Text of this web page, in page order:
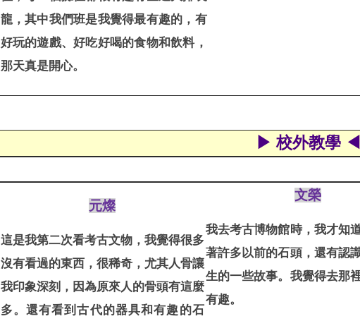
龍，其中我們班是我覺得最有趣的，有
好玩的遊戲、好吃好喝的食物和飲料，
那天真是開心。
▶ 校外教學
元燦
這是我第二次看考古文物，我覺得很多
沒有看過的東西，很稀奇，尤其人骨讓
我印象深刻，因為原來人的骨頭有這麼
多。還有看到古代的器具和有趣的石
文榮
我去考古博物館時，我才知
著許多以前的石頭，還有認
生的一些故事。我覺得去那
有趣。